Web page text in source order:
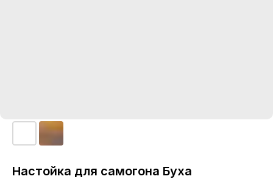
Настойка для самогона Буха